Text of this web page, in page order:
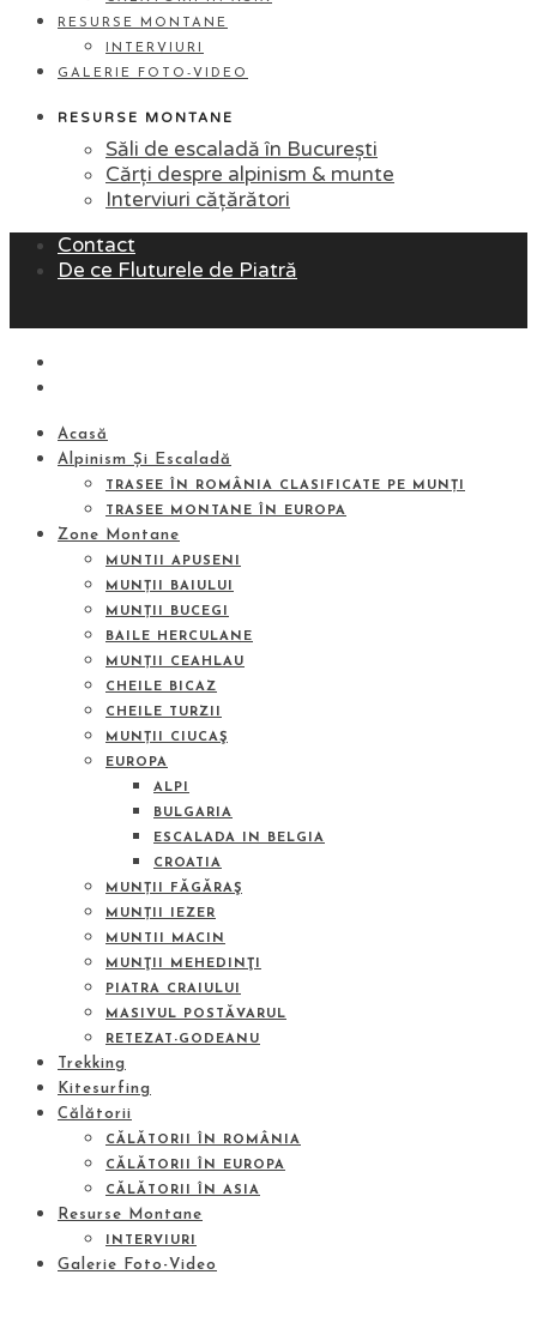
RESURSE MONTANE
INTERVIURI
GALERIE FOTO-VIDEO
RESURSE MONTANE
Săli de escaladă în București
Cărți despre alpinism & munte
Interviuri cățărători
Contact
De ce Fluturele de Piatră
Acasă
Alpinism Și Escaladă
TRASEE ÎN ROMÂNIA CLASIFICATE PE MUNȚI
TRASEE MONTANE ÎN EUROPA
Zone Montane
MUNTII APUSENI
MUNȚII BAIULUI
MUNȚII BUCEGI
BAILE HERCULANE
MUNȚII CEAHLAU
CHEILE BICAZ
CHEILE TURZII
MUNȚII CIUCAŞ
EUROPA
ALPI
BULGARIA
ESCALADA IN BELGIA
CROATIA
MUNȚII FĂGĂRAŞ
MUNȚII IEZER
MUNTII MACIN
MUNŢII MEHEDINŢI
PIATRA CRAIULUI
MASIVUL POSTĂVARUL
RETEZAT-GODEANU
Trekking
Kitesurfing
Călătorii
CĂLĂTORII ÎN ROMÂNIA
CĂLĂTORII ÎN EUROPA
CĂLĂTORII ÎN ASIA
Resurse Montane
INTERVIURI
Galerie Foto-Video